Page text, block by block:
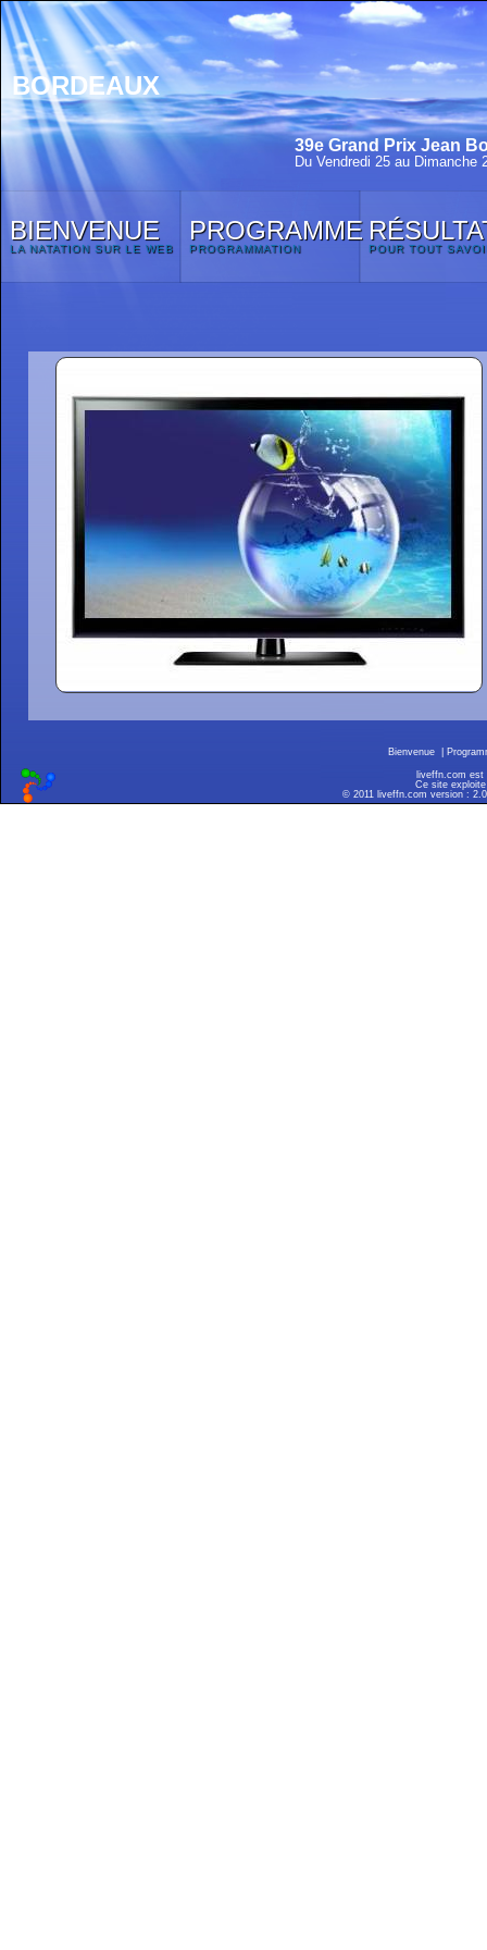
BORDEAUX
39e Grand Prix Jean
Du Vendredi 25 au Dimanche
BIENVENUE
LA NATATION SUR LE WEB
PROGRAMME
PROGRAMMATION POUR TOUT
Bienvenue
liveffn.com est
Ce site
© 2011 liveffn.com version :